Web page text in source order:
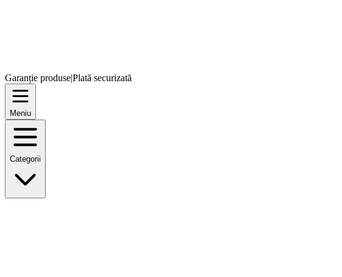
Garanție produse|Plată securizată
Meniu
Categorii